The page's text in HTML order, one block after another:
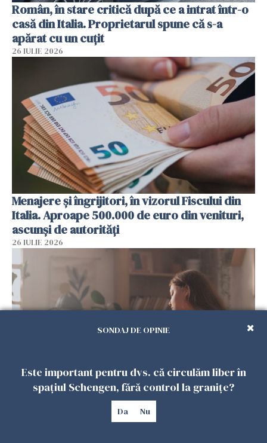
Român, în stare critică după ce a intrat într-o
casă din Italia. Proprietarul spune că s-a
apărat cu un cuțit
26 IULIE 2026
Menajere și îngrijitori, în vizorul Fiscului din
Italia. Aproape 500.000 de euro din venituri,
ascunși de autorități
26 IULIE 2026
Vrei să te muți în SUA? Un studiu Harvard
arată ce se întâmplă cu sănătatea multor
SONDAJ DE OPINIE
Este important pentru dvs. că circulăm liber în
spațiul Schengen, fără control la granițe?
Da Nu